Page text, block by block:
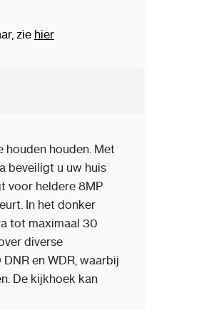
zie hier
houden houden. Met
beveiligt u uw huis
voor heldere 8MP
In het donker
tot maximaal 30
diverse
en WDR, waarbij
De kijkhoek kan